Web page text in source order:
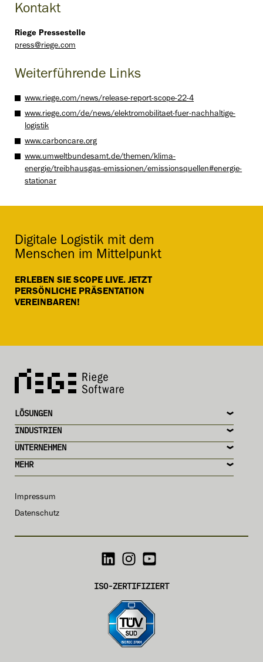
Kontakt
Riege Pressestelle
press@riege.com
Weiterführende Links
www.riege.com/news/release-report-scope-22-4
www.riege.com/de/news/elektromobilitaet-fuer-nachhaltige-
logistik
www.carboncare.org
www.umweltbundesamt.de/themen/klima-
energie/treibhausgas-emissionen/emissionsquellen#energie-
stationar
ERLEBEN SIE SCOPE LIVE. JETZT
PERSÖNLICHE PRÄSENTATION
VEREINBAREN!
Digitale Logistik mit dem
Menschen im Mittelpunkt
MEHR
UNTERNEHMEN
INDUSTRIEN
LÖSUNGEN
Impressum
Datenschutz
ISO-ZERTIFIZIERT